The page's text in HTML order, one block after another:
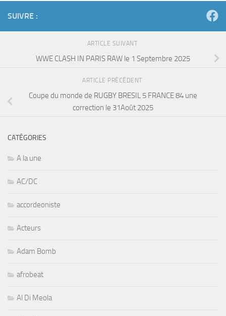
SUIVRE :
ARTICLE SUIVANT
WWE CLASH IN PARIS RAW le 1 Septembre 2025
ARTICLE PRÉCÉDENT
Coupe du monde de RUGBY BRESIL 5 FRANCE 84 une
correction le 31Août 2025
CATÉGORIES
A la une
AC/DC
accordeoniste
Acteurs
Adam Bomb
afrobeat
Al Di Meola